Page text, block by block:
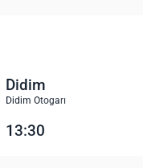
Didim
Didim Otogarı
13:30